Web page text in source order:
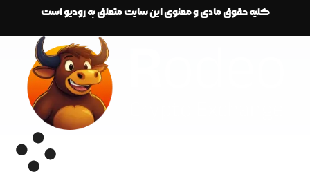
کلیه حقوق مادی و معنوی این سایت متعلق به رودیو است